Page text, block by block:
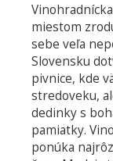
miestom
sebe veľa
Slovensku
pivnice, kde
stredoveku,
dedinky s
pamiatky.
ponúka